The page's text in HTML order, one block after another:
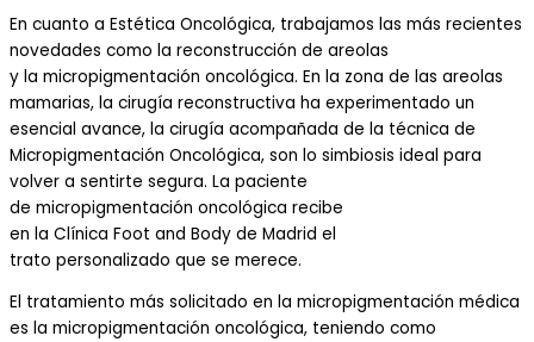
En cuanto a Estética Oncológica, trabajamos las más recientes
novedades como la reconstrucción de areolas
y la micropigmentación oncológica. En la zona de las areolas
mamarias, la cirugía reconstructiva ha experimentado un
esencial avance, la cirugía acompañada de la técnica de
Micropigmentación Oncológica, son lo simbiosis ideal para
volver a sentirte segura. La paciente
de micropigmentación oncológica recibe
en la Clínica Foot and Body de Madrid el
trato personalizado que se merece.
El tratamiento más solicitado en la micropigmentación médica
es la micropigmentación oncológica, teniendo como